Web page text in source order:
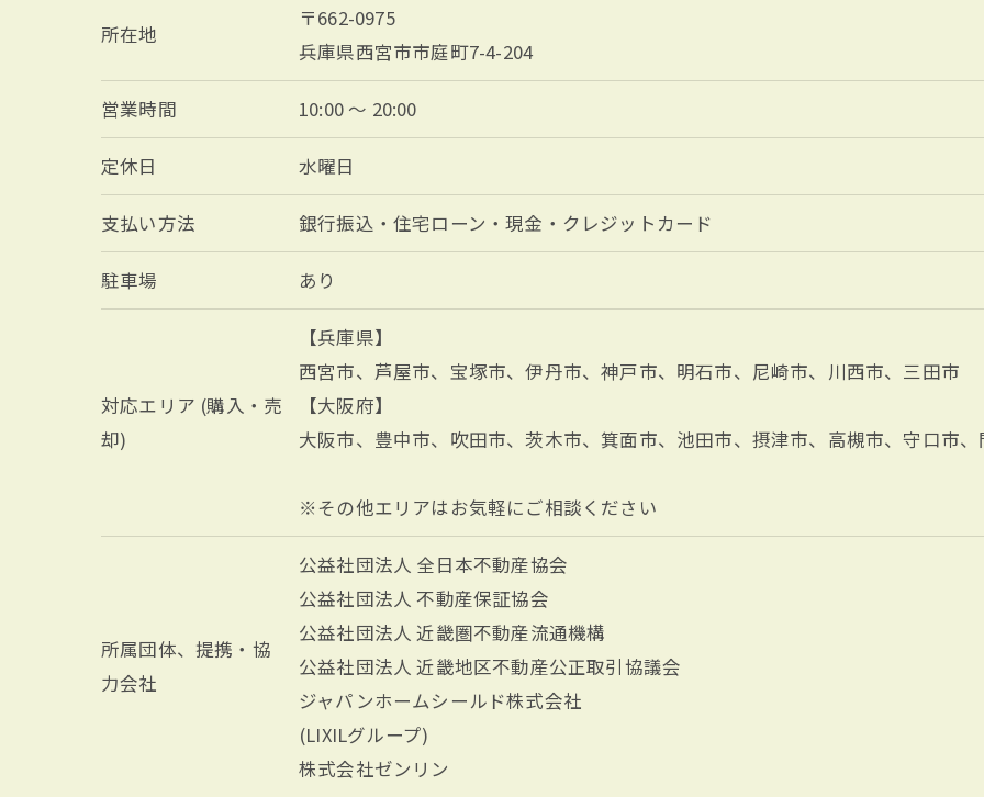
所在地
〒662-0975
兵庫県西宮市市庭町7-4-204
営業時間 10:00 ～ 20:00
定休日 水曜日
支払い方法 銀行振込・住宅ローン・現金・クレジットカード
駐車場 あり
対応エリア (購入・売
却)
【兵庫県】
西宮市、芦屋市、宝塚市、伊丹市、神戸市、明石市、尼崎市、川西市、三田市
【大阪府】
大阪市、豊中市、吹田市、茨木市、箕面市、池田市、摂津市、高槻市、守口市
※その他エリアはお気軽にご相談ください
所属団体、提携・協
力会社
公益社団法人 全日本不動産協会
公益社団法人 不動産保証協会
公益社団法人 近畿圏不動産流通機構
公益社団法人 近畿地区不動産公正取引協議会
ジャパンホームシールド株式会社
(LIXILグループ)
株式会社ゼンリン